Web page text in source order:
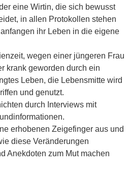
eine Wirtin, die sich bewusst
in allen Protokollen stehen
ihr Leben in die eigene
wegen einer jüngeren Frau
krank geworden durch ein
Leben, die Lebensmitte wird
und genutzt.
durch Interviews mit
erhobenen Zeigefinger aus und
diese Veränderungen
Anekdoten zum Mut machen